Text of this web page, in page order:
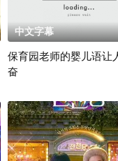
矿押运车，炸药破箱、两
中文字幕
保育园老师的婴儿语让
奋